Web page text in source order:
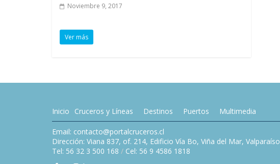
Noviembre 9, 2017
Ver más
Inicio Cruceros y Líneas Destinos Puertos Multimedia
Email: contacto@portalcruceros.cl
Dirección: Viana 837, of. 214, Edificio Vía Bo, Viña del Mar, Valparaíso
Tel: 56 32 3 500 168 / Cel: 56 9 4586 1818